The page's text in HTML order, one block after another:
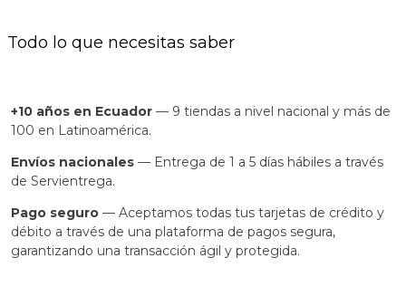
Todo lo que necesitas saber
+10 años en Ecuador — 9 tiendas a nivel nacional y más de
100 en Latinoamérica.
Envíos nacionales — Entrega de 1 a 5 días hábiles a través
de Servientrega.
Pago seguro — Aceptamos todas tus tarjetas de crédito y
débito a través de una plataforma de pagos segura,
garantizando una transacción ágil y protegida.